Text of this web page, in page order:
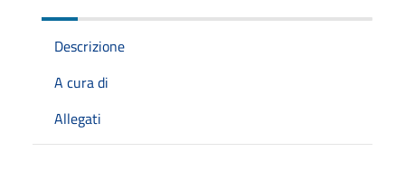
Descrizione
A cura di
Allegati